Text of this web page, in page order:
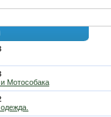
Мотособака